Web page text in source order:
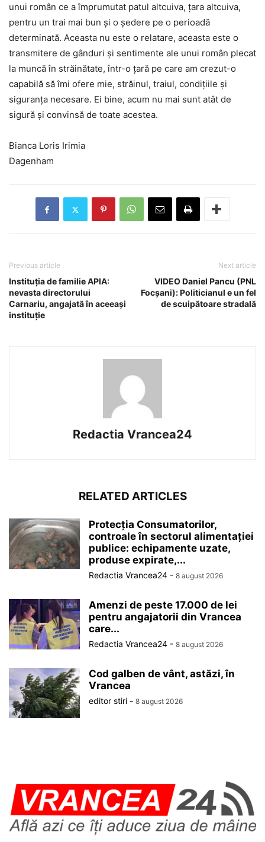
unui român ce a împrumutat patul altcuiva, ţara altcuiva,
pentru un trai mai bun şi o şedere pe o perioadă
determinată. Aceasta nu este o relatare, aceasta este o
transmitere de gânduri şi sentimente ale unui român plecat
la muncă în străinătate, într-o ţară pe care am crezut-o
capabilă să îmi ofere mie, străinul, traiul, condiţiile şi
siguranţa necesare. Ei bine, acum nu mai sunt atât de
sigură şi convinsă de toate acestea.
Bianca Loris Irimia
Dagenham
Previous article
Instituţia de familie APIA:
nevasta directorului
Carnariu, angajată în aceeaşi
instituţie
Next article
VIDEO Daniel Pancu (PNL
Focşani): Politicianul e un fel
de scuipătoare stradală
Redactia Vrancea24
RELATED ARTICLES
Protecția Consumatorilor,
controale în sectorul alimentației
publice: echipamente uzate,
produse expirate,...
Redactia Vrancea24 - 8 august 2026
Amenzi de peste 17.000 de lei
pentru angajatorii din Vrancea
care...
Redactia Vrancea24 - 8 august 2026
Cod galben de vânt, astăzi, în
Vrancea
editor stiri - 8 august 2026